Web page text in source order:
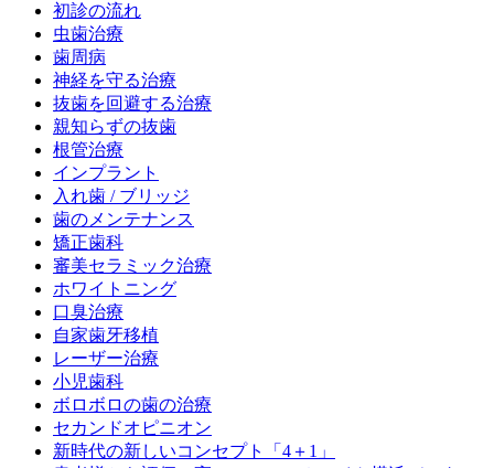
初診の流れ
虫歯治療
歯周病
神経を守る治療
抜歯を回避する治療
親知らずの抜歯
根管治療
インプラント
入れ歯 / ブリッジ
歯のメンテナンス
矯正歯科
審美セラミック治療
ホワイトニング
口臭治療
自家歯牙移植
レーザー治療
小児歯科
ボロボロの歯の治療
セカンドオピニオン
新時代の新しいコンセプト「4＋1」